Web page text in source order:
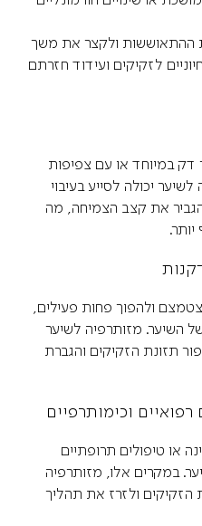
ההתאוששות ולקצר את משך
לזקיקים ועידוד חזרתם
במיוחד או עם צפיפות
יכולה לסייע בעיבוי
את קצב הצמיחה, מה
ולהפוך פחות פעילים,
השיער. מזותרפיה לשיער
תזונת הזקיקים והגברת
וכימותרפיים
או טיפולים תרופתיים
במקרים אלו, מזותרפיה
ולזרז את תהליך